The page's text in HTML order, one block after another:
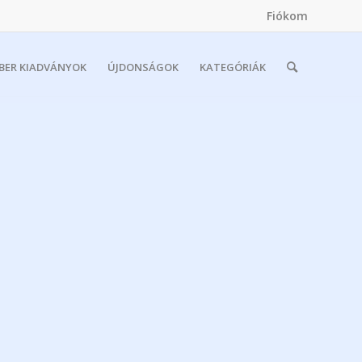
Fiókom
KIADVÁNYOK ÚJDONSÁGOK KATEGÓRIÁK